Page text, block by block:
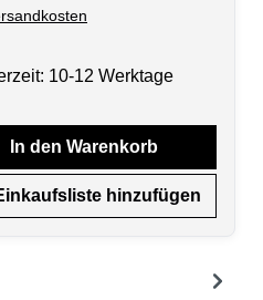
10-12 Werktage
den gewünschten
In den Warenkorb
hinzufügen